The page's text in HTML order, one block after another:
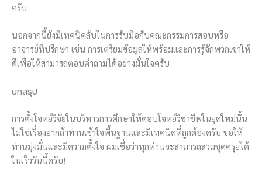
ครับ
นอกจากนี้ยังมีเทคนิคลับในการรับมือกับคณะกรรมการสอบหรือ
อาจารย์ที่ปรึกษา เช่น การเตรียมข้อมูลให้พร้อมและการรู้จักพวกเขาให้
ดีเพื่อให้สามารถตอบคำถามได้อย่างมั่นใจครับ
บทสรุป
การตั้งโจทย์วิจัยในบริหารการศึกษาให้ตอบโจทย์วิชาชีพในยุคใหม่นั้น
ไม่ใช่เรื่องยากถ้าท่านเข้าใจพื้นฐานและมีเทคนิคที่ถูกต้องครับ ขอให้
ท่านมุ่งมั่นและมีความตั้งใจ ผมเชื่อว่าทุกท่านจะสามารถสวมชุดครุยได้
ในเร็ววันนี้ครับ!